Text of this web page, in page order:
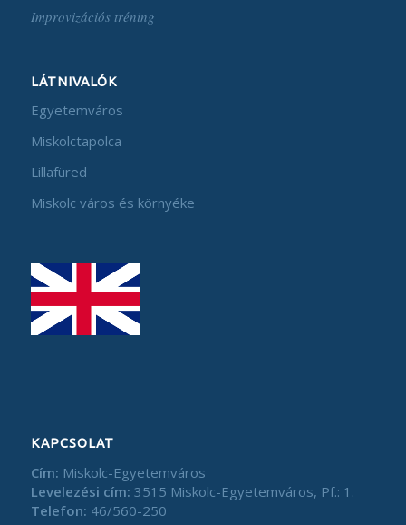
Improvizációs tréning
LÁTNIVALÓK
Egyetemváros
Miskolctapolca
Lillafüred
Miskolc város és környéke
KAPCSOLAT
Cím: Miskolc-Egyetemváros
Levelezési cím: 3515 Miskolc-Egyetemváros, Pf.: 1.
Telefon: 46/560-250